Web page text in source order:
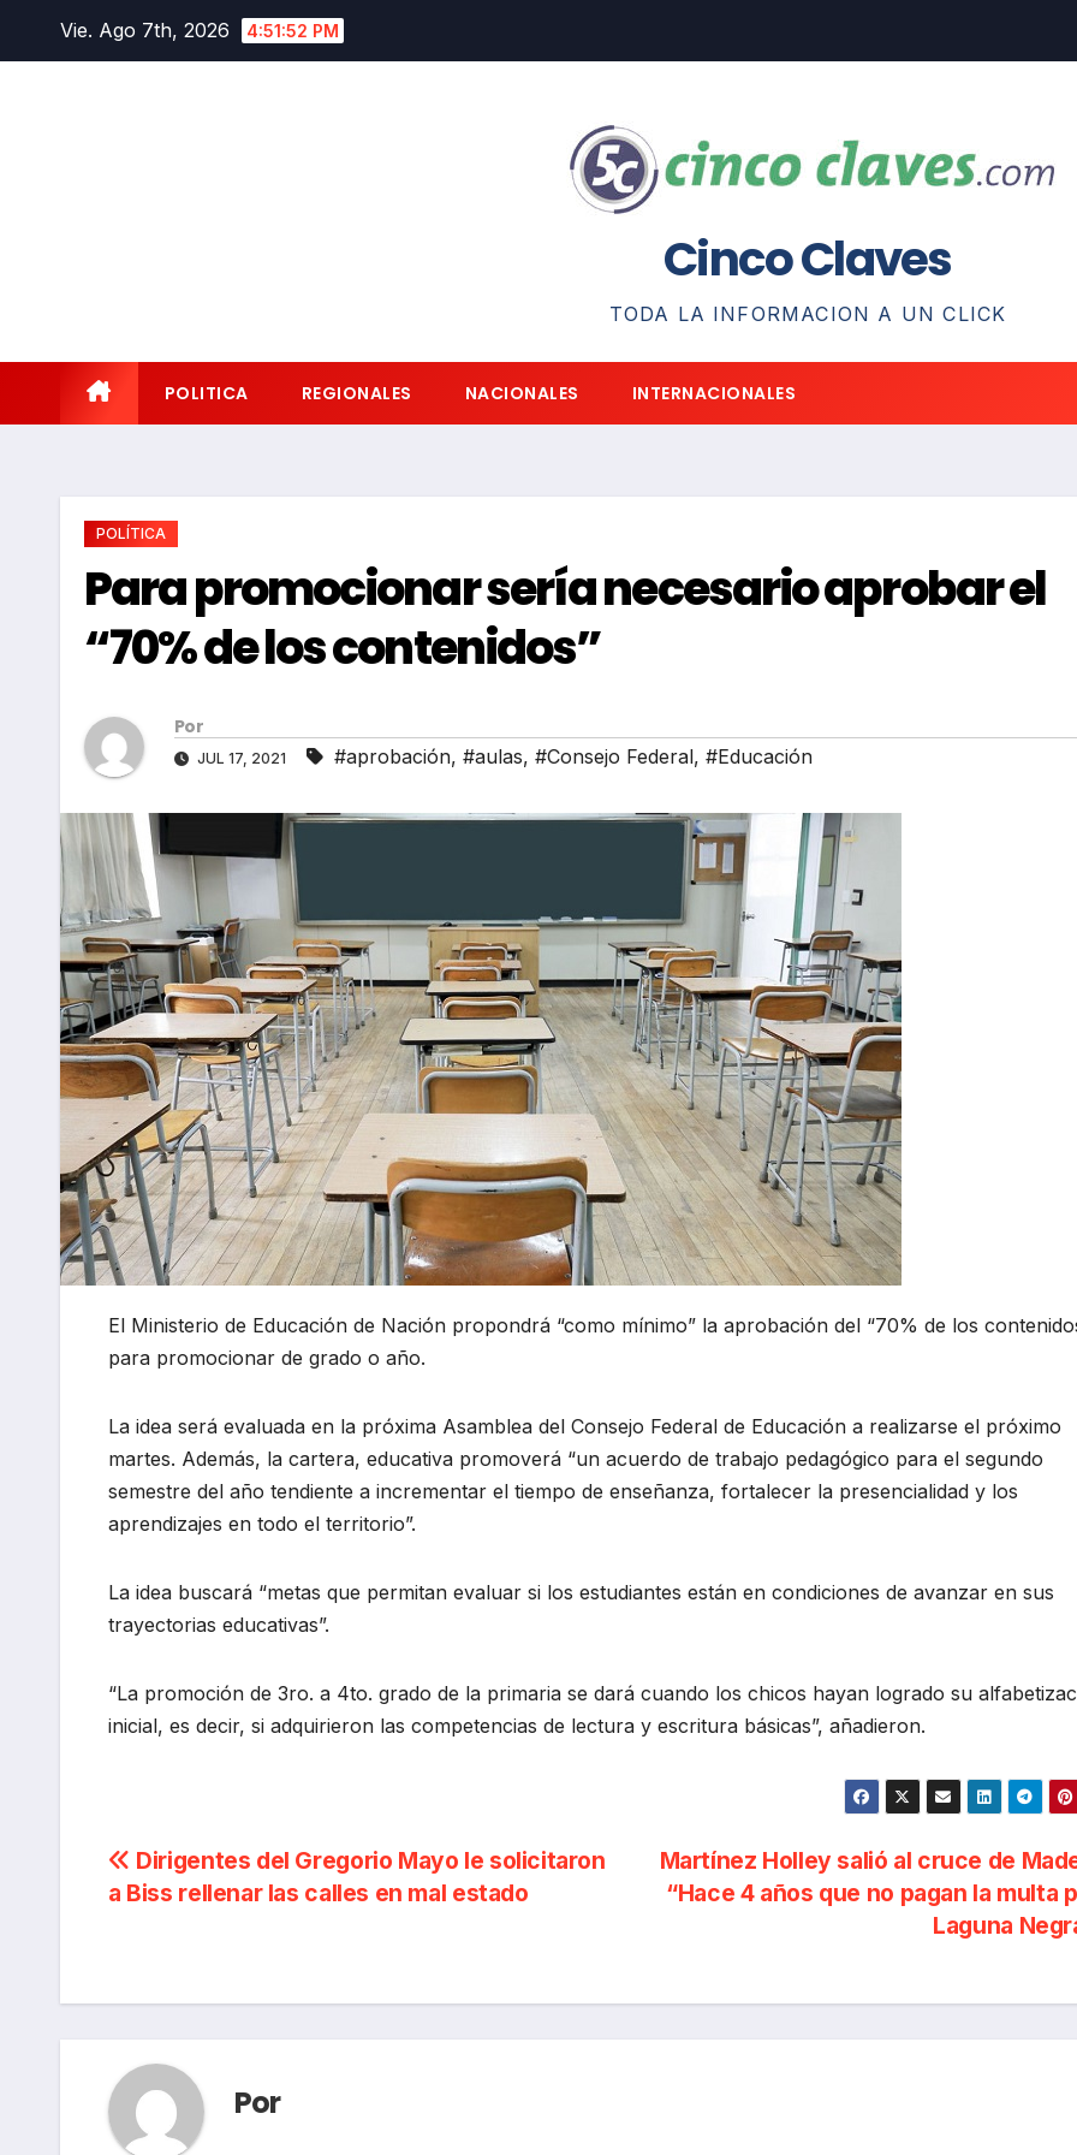
Vie. Ago 7th, 2026 4:51:53 PM
Cinco Claves
TODA LA INFORMACION A UN CLICK
POLITICA REGIONALES NACIONALES INTERNACIONALES
POLÍTICA
Para promocionar sería necesario aprobar el
“70% de los contenidos”
Por
JUL 17, 2021 #aprobación, #aulas, #Consejo Federal, #Educación
El Ministerio de Educación de Nación propondrá “como mínimo” la aprobación del “70% de los
para promocionar de grado o año.
La idea será evaluada en la próxima Asamblea del Consejo Federal de Educación a realizarse el próximo
martes. Además, la cartera, educativa promoverá “un acuerdo de trabajo pedagógico para el segundo
semestre del año tendiente a incrementar el tiempo de enseñanza, fortalecer la presencialidad y los
aprendizajes en todo el territorio”.
La idea buscará “metas que permitan evaluar si los estudiantes están en condiciones de avanzar en sus
trayectorias educativas”.
“La promoción de 3ro. a 4to. grado de la primaria se dará cuando los chicos hayan logrado su
inicial, es decir, si adquirieron las competencias de lectura y escritura básicas”, añadieron.
Navegación
de
Martínez Holley salió al cruce de
“Hace 4 años que no pagan la multa
Laguna
Dirigentes del Gregorio Mayo le solicitaron
a Biss rellenar las calles en mal estado
Por